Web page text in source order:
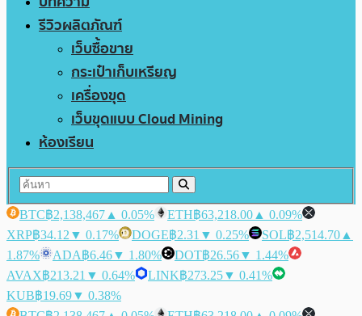
รีวิวผลิตภัณฑ์
เว็บซื้อขาย
กระเป๋าเก็บเหรียญ
เครื่องขุด
เว็บขุดแบบ Cloud Mining
ห้องเรียน
BTC฿2,138,467 ▲ 0.05% ETH฿63,218.00 ▲ 0.09%
XRP฿34.12 ▼ 0.17% DOGE฿2.31 ▼ 0.25% SOL฿2,514.70 ▲
1.87%
ADA฿6.46▼ 1.80% DOT฿26.56▼ 1.44%
AVAX฿213.21 ▼ 0.64% LINK฿273.25▼ 0.41%
KUB฿19.69▼ 0.38%